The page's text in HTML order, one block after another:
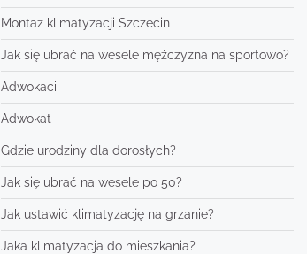
Montaż klimatyzacji Szczecin
Jak się ubrać na wesele mężczyzna na sportowo?
Adwokaci
Adwokat
Gdzie urodziny dla dorosłych?
Jak się ubrać na wesele po 50?
Jak ustawić klimatyzację na grzanie?
Jaka klimatyzacja do mieszkania?